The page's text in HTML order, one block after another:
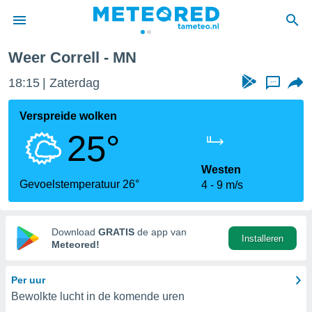
door
verstrekte
hoge
hebt de
voor
op basis
Weer Correll - MN
18:15 Zaterdag ...
Verspreide wolken
25°
Gevoelstemperatuur 26°
Westen
4
9 m/s
Download GRATIS de app van
Meteored!
Installeren
Per uur
Bewolkte lucht in de komende uren